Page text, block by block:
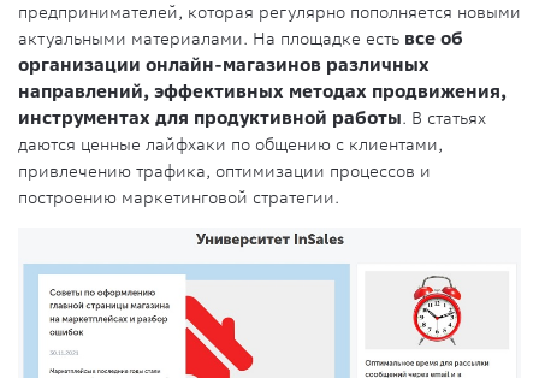
предпринимателей, которая регулярно пополняется новыми
актуальными материалами. На площадке есть все об
организации онлайн-магазинов различных
направлений, эффективных методах продвижения,
инструментах для продуктивной работы. В статьях
даются ценные лайфхаки по общению с клиентами,
привлечению трафика, оптимизации процессов и
построению маркетинговой стратегии.